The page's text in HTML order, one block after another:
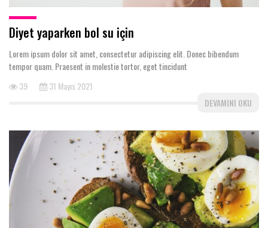
Diyet yaparken bol su için
Lorem ipsum dolor sit amet, consectetur adipiscing elit. Donec bibendum
tempor quam. Praesent in molestie tortor, eget tincidunt
39
31 Mayıs 2021
DEVAMINI OKU